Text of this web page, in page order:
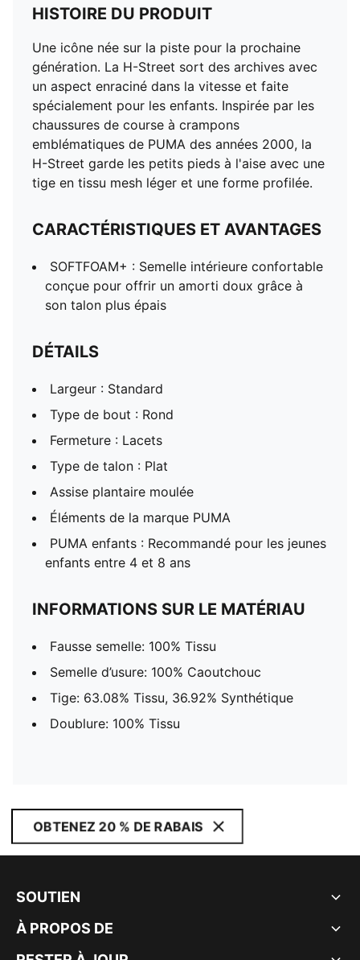
HISTOIRE DU PRODUIT
Une icône née sur la piste pour la prochaine
génération. La H-Street sort des archives avec
un aspect enraciné dans la vitesse et faite
spécialement pour les enfants. Inspirée par les
chaussures de course à crampons
emblématiques de PUMA des années 2000, la
H-Street garde les petits pieds à l'aise avec une
tige en tissu mesh léger et une forme profilée.
CARACTÉRISTIQUES ET AVANTAGES
SOFTFOAM+ : Semelle intérieure confortable
conçue pour offrir un amorti doux grâce à
son talon plus épais
DÉTAILS
Largeur : Standard
Type de bout : Rond
Fermeture : Lacets
Type de talon : Plat
Assise plantaire moulée
Éléments de la marque PUMA
PUMA enfants : Recommandé pour les jeunes
enfants entre 4 et 8 ans
INFORMATIONS SUR LE MATÉRIAU
Fausse semelle: 100% Tissu
Semelle d’usure: 100% Caoutchouc
Tige: 63.08% Tissu, 36.92% Synthétique
Doublure: 100% Tissu
OBTENEZ 20 % DE RABAIS
SOUTIEN
À PROPOS DE